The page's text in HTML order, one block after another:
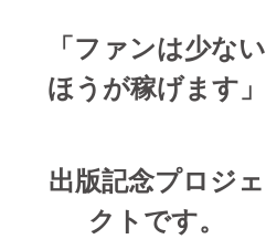
「ファンは少ない
ほうが稼げます」
出版記念プロジェ
クトです。